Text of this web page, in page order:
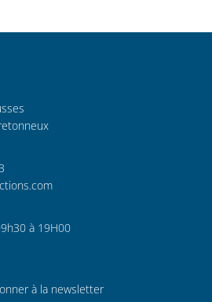
à 19H00
à la newsletter